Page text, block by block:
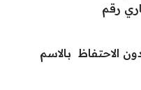
رقم
الاحتفاظ بالاسم